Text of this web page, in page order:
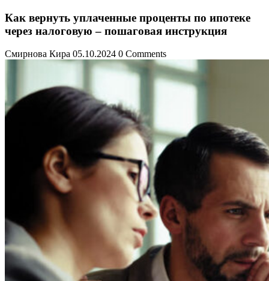
Как вернуть уплаченные проценты по ипотеке
через налоговую – пошаговая инструкция
Смирнова Кира 05.10.2024 0 Comments